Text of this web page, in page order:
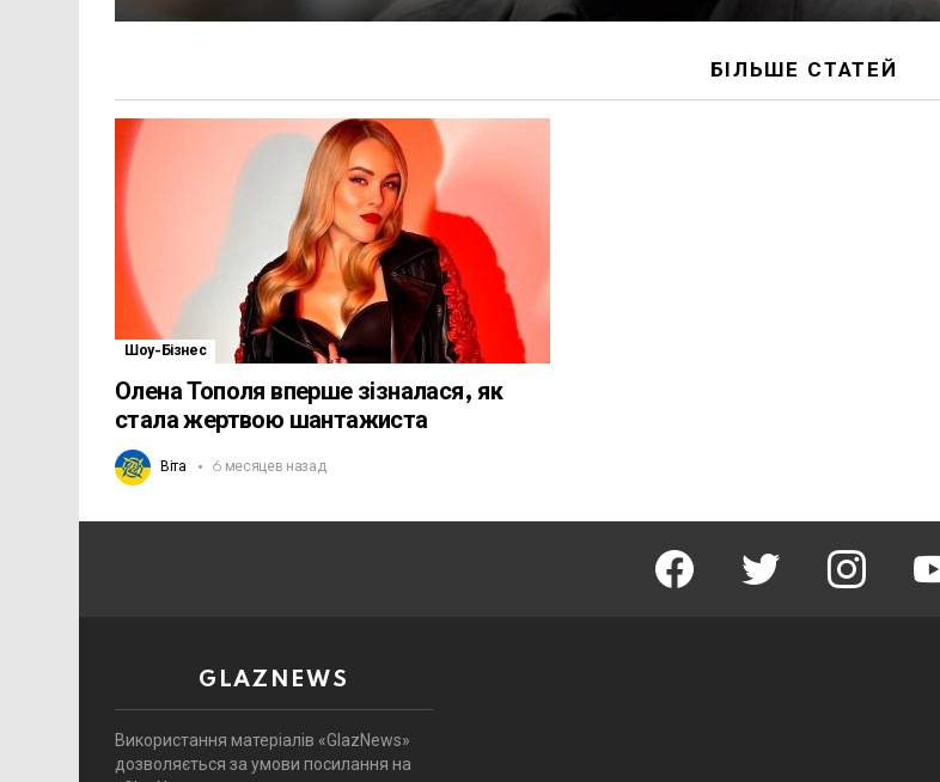
БІЛЬШЕ СТАТЕЙ
Шоу-Бізнес
Олена Тополя вперше зізналася, як
стала жертвою шантажиста
Віта 6 месяцев назад
facebook twitter instagram
GLAZNEWS
Використання матеріалів «GlazNews»
дозволяється за умови посилання на